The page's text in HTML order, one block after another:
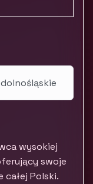
dolnośląskie
wysokiej
swoje
Polski.